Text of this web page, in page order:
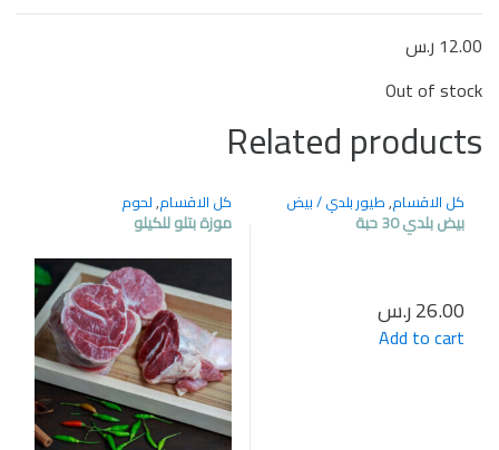
12.00 ر.س
Out of stock
Related products
كل الاقسام,طيور بلدي / بيض
بيض بلدي 30 حبة
26.00ر.س
Add to cart
كل الاقسام,لحوم
موزة بتلو للكيلو